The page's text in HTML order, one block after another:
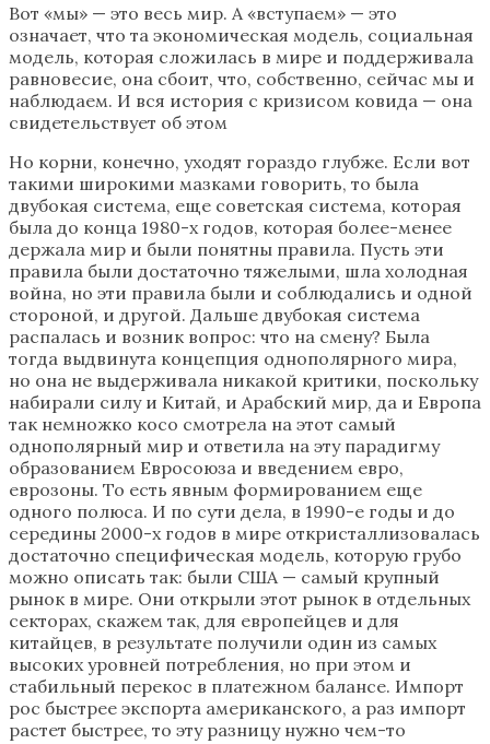
Вот «мы» — это весь мир. А «вступаем» — это
означает, что та экономическая модель, социальная
модель, которая сложилась в мире и поддерживала
равновесие, она сбоит, что, собственно, сейчас мы и
наблюдаем. И вся история с кризисом ковида — она
свидетельствует об этом
Но корни, конечно, уходят гораздо глубже. Если вот
такими широкими мазками говорить, то была
двубокая система, еще советская система, которая
была до конца 1980-х годов, которая более-менее
держала мир и были понятны правила. Пусть эти
правила были достаточно тяжелыми, шла холодная
война, но эти правила были и соблюдались и одной
стороной, и другой. Дальше двубокая система
распалась и возник вопрос: что на смену? Была
тогда выдвинута концепция однополярного мира,
но она не выдерживала никакой критики, поскольку
набирали силу и Китай, и Арабский мир, да и Европа
так немножко косо смотрела на этот самый
однополярный мир и ответила на эту парадигму
образованием Евросоюза и введением евро,
еврозоны. То есть явным формированием еще
одного полюса. И по сути дела, в 1990-е годы и до
середины 2000-х годов в мире откристаллизовалась
достаточно специфическая модель, которую грубо
можно описать так: были США — самый крупный
рынок в мире. Они открыли этот рынок в отдельных
секторах, скажем так, для европейцев и для
китайцев, в результате получили один из самых
высоких уровней потребления, но при этом и
стабильный перекос в платежном балансе. Импорт
рос быстрее экспорта американского, а раз импорт
растет быстрее, то эту разницу нужно чем-то